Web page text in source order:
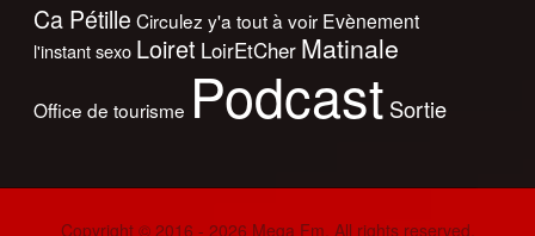
Ca Pétille Circulez y'a tout à voir Evènement
l'instant sexo Loiret LoirEtCher Matinale
Office de tourisme Podcast Sortie
Copyright © 2016 - 2026 Mega Fm. All rights reserved.